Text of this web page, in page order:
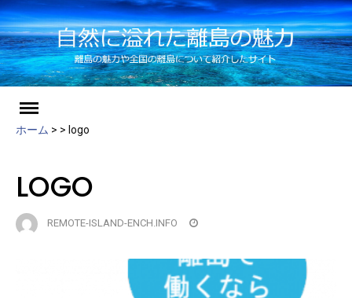
ホーム > > logo
LOGO
REMOTE-ISLAND-ENCH.INFO